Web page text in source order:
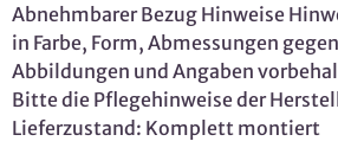
Abnehmbarer Bezug Hinweise
in Farbe, Form, Abmessungen
Abbildungen und Angaben
Bitte die Pflegehinweise der
Lieferzustand: Komplett montiert